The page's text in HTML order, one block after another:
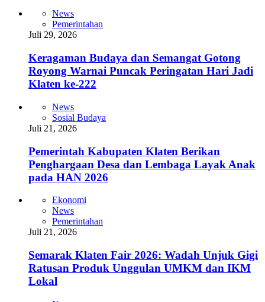
News
Pemerintahan
Juli 29, 2026
Keragaman Budaya dan Semangat Gotong
Royong Warnai Puncak Peringatan Hari Jadi
Klaten ke-222
News
Sosial Budaya
Juli 21, 2026
Pemerintah Kabupaten Klaten Berikan
Penghargaan Desa dan Lembaga Layak Anak
pada HAN 2026
Ekonomi
News
Pemerintahan
Juli 21, 2026
Semarak Klaten Fair 2026: Wadah Unjuk Gigi
Ratusan Produk Unggulan UMKM dan IKM
Lokal